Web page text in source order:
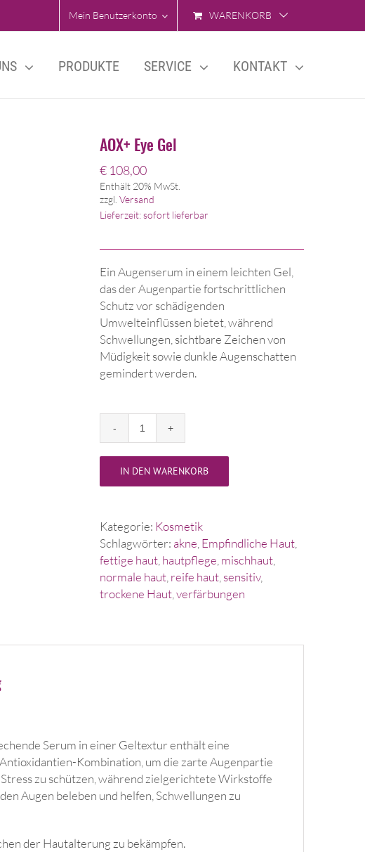
Mein Benutzerkonto WARENKORB
PRODUKTE SERVICE KONTAKT
AOX+ Eye Gel
€ 108,00
Enthält 20% MwSt.
zzgl.Versand
Lieferzeit: sofort lieferbar
Ein Augenserum in einem leichten Gel,
das der Augenpartie fortschrittlichen
Schutz vor schädigenden
Umwelteinflüssen bietet, während
Schwellungen, sichtbare Zeichen von
Müdigkeit sowie dunkle Augenschatten
gemindert werden.
AOX+
Gel
Menge
IN DEN WARENKORB
Kategorie: Kosmetik
Schlagwörter: akne Empfindliche Haut
fettige haut hautpflege mischhaut
normale haut reife haut sensitiv,
trockene Haut ,verfärbungen
Serum in einer Geltextur enthält eine
Kombination, um die zarte Augenpartie
zu schützen, während zielgerichtete Wirkstoffe
Augen beleben und helfen, Schwellungen zu
der Hautalterung zu bekämpfen.